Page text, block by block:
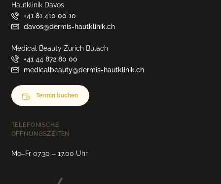
Hautklinik Davos
+41 81 410 00 10
davos@dermis-hautklinik.ch
Medical Beauty Zürich Bülach
+41 44 872 80 00
medicalbeauty@dermis-hautklinik.ch
Termin buchen
TELEFONISCHE
ÖFFNUNGSZEITEN
Mo–Fr 07.30 – 17.00 Uhr